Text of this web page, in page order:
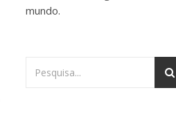
mundo.